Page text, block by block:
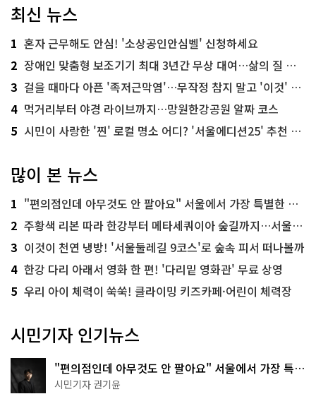
최신 뉴스
1 혼자 근무해도 안심! '소상공인안심벨' 신청하세요
2 장애인 맞춤형 보조기기 최대 3년간 무상 대여…삶의 질 높인다
3 걸을 때마다 아픈 '족저근막염'…무작정 참지 말고 '이것' 해보세요!
4 먹거리부터 야경 라이브까지…망원한강공원 알짜 코스
5 시민이 사랑한 '찐' 로컬 명소 어디? '서울에디션25' 추천 코스
많이 본 뉴스
1 "편의점인데 아무것도 안 팔아요" 서울에서 가장 특별한 편의점의 정체
2 주황색 리본 따라 한강부터 메타세쿼이아 숲길까지…서울둘레길 15코스
3 이것이 천연 냉방! '서울둘레길 9코스'로 숲속 피서 떠나볼까
4 한강 다리 아래서 영화 한 편! '다리밑 영화관' 무료 상영
5 우리 아이 체력이 쑥쑥! 클라이밍 키즈카페·어린이 체력장
시민기자 인기뉴스
"편의점인데 아무것도 안 팔아요" 서울에서 가장 특별
한 편의점의 정체
시민기자 권기윤